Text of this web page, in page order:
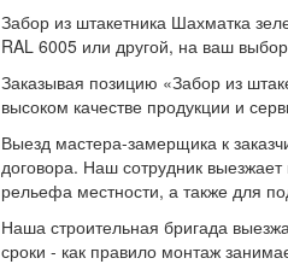
Забор из штакетника Шахматка
RAL 6005 или другой, на ваш
Заказывая позицию «Забор из
высоком качестве продукции и
Выезд мастера-замерщика к
договора. Наш сотрудник
рельефа местности, а также для
Наша строительная бригада
сроки - как правило монтаж